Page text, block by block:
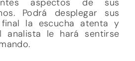
aspectos de sus
Podrá desplegar sus
la escucha atenta y
analista le hará sentirse